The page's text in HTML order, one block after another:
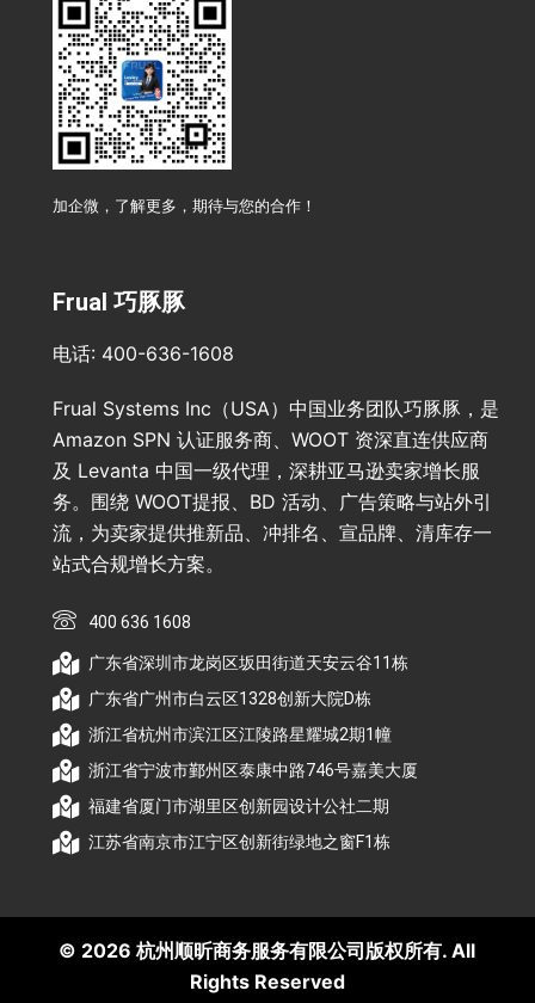
加企微，了解更多，期待与您的合作！
Frual 巧豚豚
电话: 400-636-1608
Frual Systems Inc（USA）中国业务团队巧豚豚，是
Amazon SPN 认证服务商、WOOT 资深直连供应商
及 Levanta 中国一级代理，深耕亚马逊卖家增长服
务。围绕 WOOT提报、BD 活动、广告策略与站外引
流，为卖家提供推新品、冲排名、宣品牌、清库存一
站式合规增长方案。
400 636 1608
广东省深圳市龙岗区坂田街道天安云谷11栋
广东省广州市白云区1328创新大院D栋
浙江省杭州市滨江区江陵路星耀城2期1幢
浙江省宁波市鄞州区泰康中路746号嘉美大厦
福建省厦门市湖里区创新园设计公社二期
江苏省南京市江宁区创新街绿地之窗F1栋
© 2026 杭州顺昕商务服务有限公司版权所有. All
Rights Reserved